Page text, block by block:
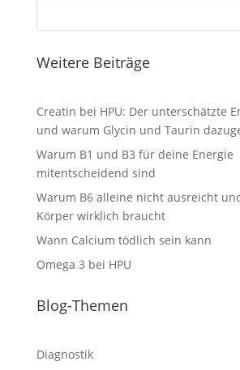
Weitere Beiträge
Creatin bei HPU: Der unterschätzte
und warum Glycin und Taurin
Warum B1 und B3 für deine Energie
mitentscheidend sind
Warum B6 alleine nicht ausreicht
Körper wirklich braucht
Wann Calcium tödlich sein kann
Omega 3 bei HPU
Blog-Themen
Diagnostik